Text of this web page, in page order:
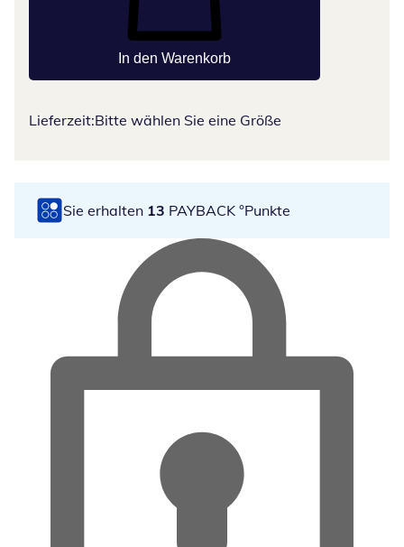
In den Warenkorb
Lieferzeit:Bitte wählen Sie eine Größe
Sie erhalten 13 PAYBACK °Punkte